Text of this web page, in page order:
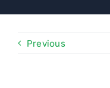
Previous